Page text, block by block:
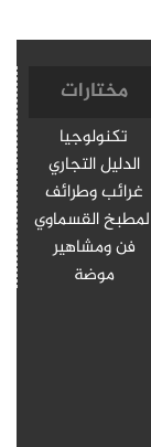
مختارات
تكنولوجيا
الدليل التجاري
غرائب وطرائف
القسماوي
فن ومشاهير
موضة